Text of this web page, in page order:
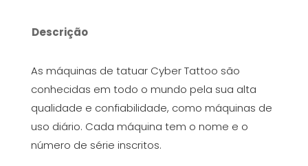
Descrição
As máquinas de tatuar Cyber Tattoo são
conhecidas em todo o mundo pela sua alta
qualidade e confiabilidade, como máquinas de
uso diário. Cada máquina tem o nome e o
número de série inscritos.